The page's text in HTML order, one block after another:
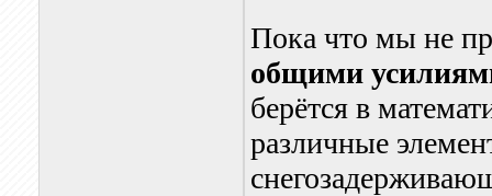
Пока что мы не
общими
берётся в
различные